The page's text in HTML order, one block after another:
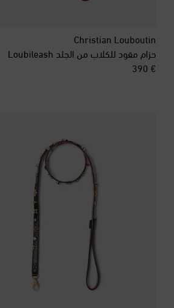
Christian Louboutin
حزام مقود للكلاب من الجلد Loubileash
€ 390
original price